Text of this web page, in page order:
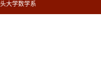
大学数学系